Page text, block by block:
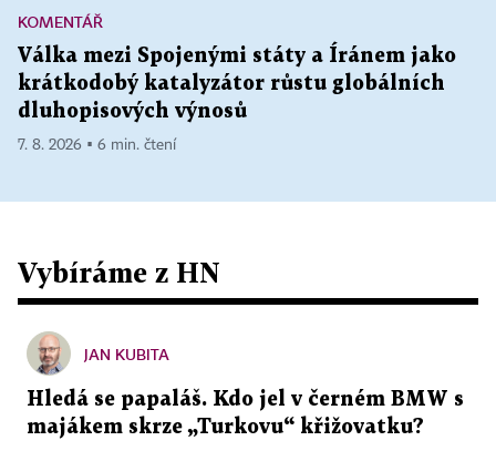
KOMENTÁŘ
Válka mezi Spojenými státy a Íránem jako
krátkodobý katalyzátor růstu globálních
dluhopisových výnosů
7. 8. 2026 ▪ 6 min. čtení
Vybíráme z HN
JAN KUBITA
Hledá se papaláš. Kdo jel v černém BMW s
majákem skrze „Turkovu“ křižovatku?